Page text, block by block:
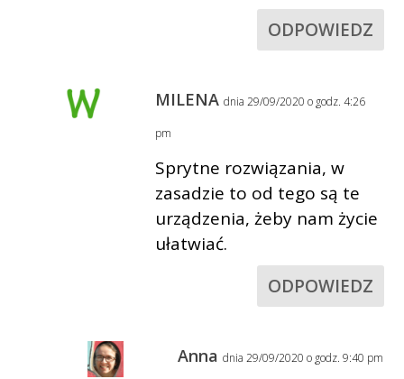
ODPOWIEDZ
MILENA dnia 29/09/2020 o godz. 4:26
pm
Sprytne rozwiązania, w
zasadzie to od tego są te
urządzenia, żeby nam życie
ułatwiać.
ODPOWIEDZ
Anna dnia 29/09/2020 o godz. 9:40 pm